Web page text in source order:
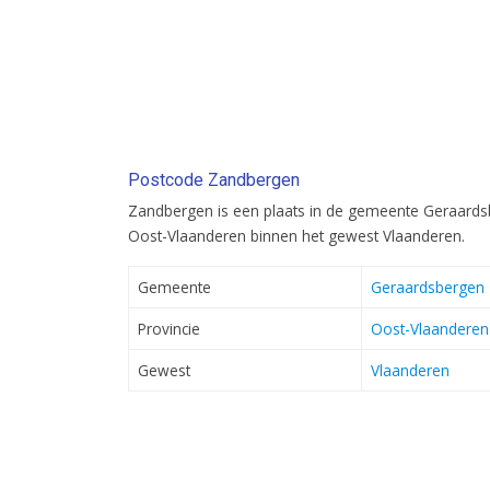
Postcode Zandbergen
Zandbergen is een plaats in de gemeente
Oost-Vlaanderen binnen het gewest Vlaanderen.
Gemeente
Geraardsbergen
Provincie
Oost-Vlaanderen
Gewest
Vlaanderen